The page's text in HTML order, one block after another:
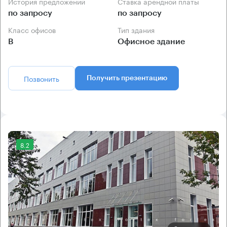
по запросу по запросу
Класс офисов
B
Тип здания
Офисное здание
Позвонить Получить презентацию
8.2